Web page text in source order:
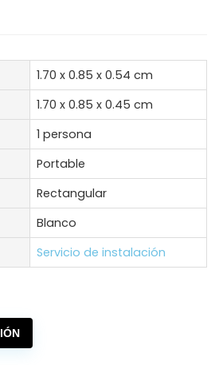
1.70 x 0.85 x 0.54 cm
1.70 x 0.85 x 0.45 cm
1 persona
Portable
Rectangular
Blanco
Servicio de instalación